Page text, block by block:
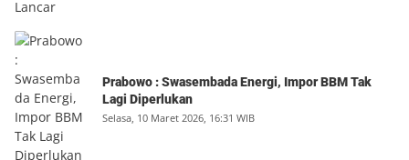
Prabowo : Swasembada Energi, Impor BBM Tak
Lagi Diperlukan
Selasa, 10 Maret 2026, 16:31 WIB